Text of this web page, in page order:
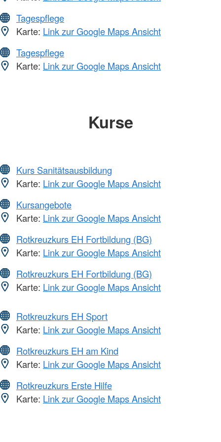
Tagespflege
Karte: Link zur Google Maps Ansicht
Tagespflege
Karte: Link zur Google Maps Ansicht
Kurse
Kurs Sanitätsausbildung
Karte: Link zur Google Maps Ansicht
Kursangebote
Karte: Link zur Google Maps Ansicht
Rotkreuzkurs EH Fortbildung (BG)
Karte: Link zur Google Maps Ansicht
Rotkreuzkurs EH Fortbildung (BG)
Karte: Link zur Google Maps Ansicht
Rotkreuzkurs EH Sport
Karte: Link zur Google Maps Ansicht
Rotkreuzkurs EH am Kind
Karte: Link zur Google Maps Ansicht
Rotkreuzkurs Erste Hilfe
Karte: Link zur Google Maps Ansicht